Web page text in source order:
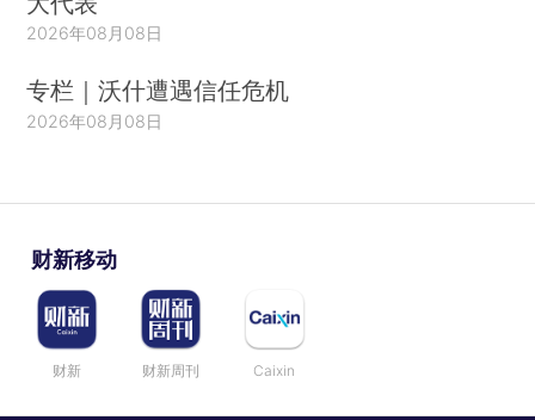
2026年08月08日
专栏｜沃什遭遇信任危机
2026年08月08日
财新移动
财新 财新周刊 Caixin